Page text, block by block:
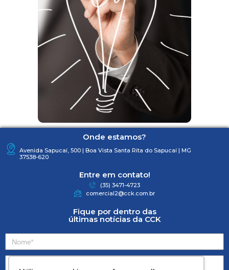
Onde estamos?
Avenida Sapucaí, 500 | Boa Vista Santa Rita do Sapucaí | MG
37538-620
Entre em contato!
(35) 3471-4723
comercial2@cck.com.br
Fique por dentro das
últimas notícias da CCK